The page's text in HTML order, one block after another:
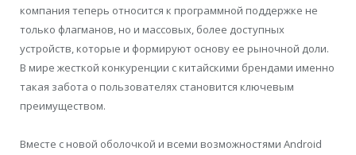
компания теперь относится к программной поддержке не
только флагманов, но и массовых, более доступных
устройств, которые и формируют основу ее рыночной доли.
В мире жесткой конкуренции с китайскими брендами именно
такая забота о пользователях становится ключевым
преимуществом.
Вместе с новой оболочкой и всеми возможностями Android